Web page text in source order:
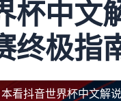
杯中文
终极指
看抖音世界杯中文解